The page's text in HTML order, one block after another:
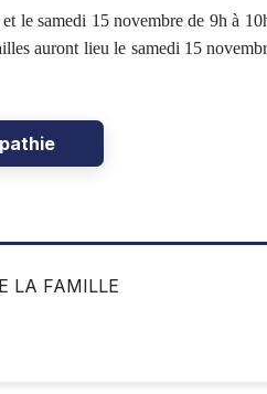
le samedi 15 novembre de 9h à
auront lieu le samedi 15
LA FAMILLE